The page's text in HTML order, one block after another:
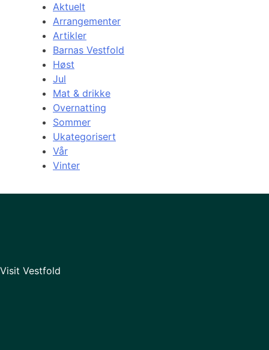
Aktuelt
Arrangementer
Artikler
Barnas Vestfold
Høst
Jul
Mat & drikke
Overnatting
Sommer
Ukategorisert
Vår
Vinter
Visit Vestfold